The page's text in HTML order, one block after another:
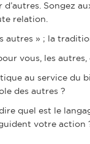
Songez
relation.
autres » ; la
vous, les autres,
au service du
des autres ?
quel est le
votre action